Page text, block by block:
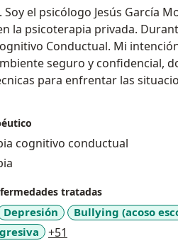
Soy el psicólogo Jesús García
privada. Durante las sesiones terapéuticas, utilizo
Conductual. Mi
seguro y confidencial,
para enfrentar las
cognitivo conductual
tratadas
Depresión Bullying (acoso
+51